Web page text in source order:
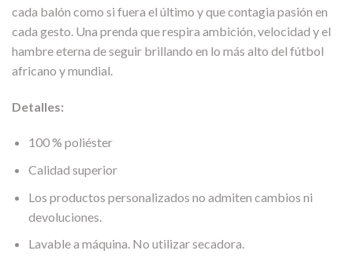
cada balón como si fuera el último y que contagia pasión en
cada gesto. Una prenda que respira ambición, velocidad y el
hambre eterna de seguir brillando en lo más alto del fútbol
africano y mundial.
Detalles:
100 % poliéster
Calidad superior
Los productos personalizados no admiten cambios ni
devoluciones.
Lavable a máquina. No utilizar secadora.